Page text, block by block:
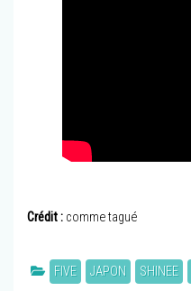
Crédit : comme tagué
FIVE JAPON SHINEE